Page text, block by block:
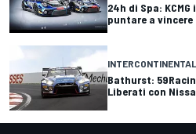
24h di Spa:
puntare a vincere
Bathurst:
Liberati con